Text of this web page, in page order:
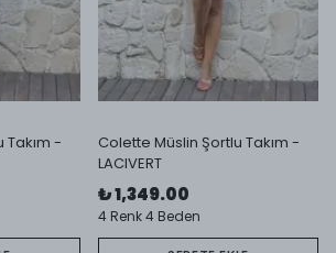
Takım -
Colette Müslin Şortlu Takım -
LACIVERT
₺ 1,349.00
4 Renk 4 Beden